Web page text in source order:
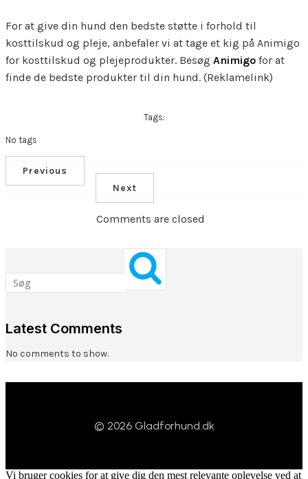
For at give din hund den bedste støtte i forhold til
kosttilskud og pleje, anbefaler vi at tage et kig på Animigo
for kosttilskud og plejeprodukter. Besøg Animigo for at
finde de bedste produkter til din hund. (Reklamelink)
Tags:
No tags
Previous
Next
Comments are closed
Latest Comments
No comments to show.
© 2026 Gladforhund.dk
Vi bruger cookies for at give dig den mest relevante oplevelse ved at